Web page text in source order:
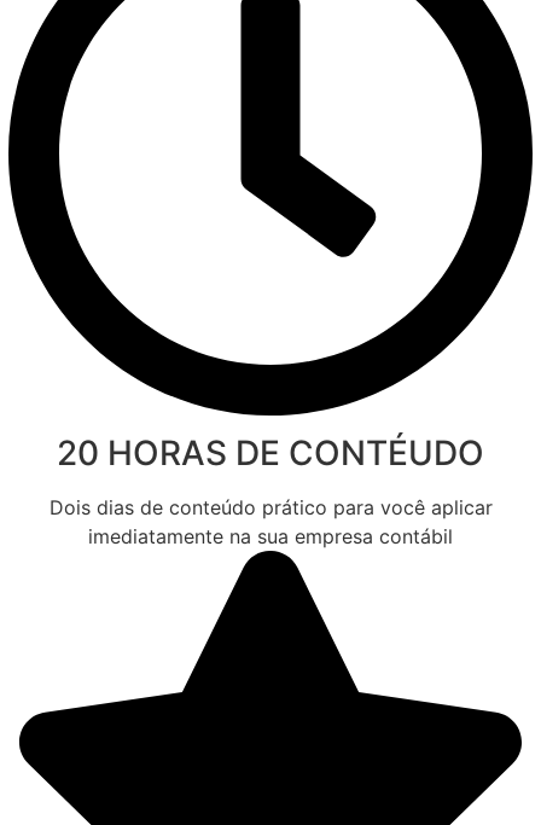
20 HORAS DE CONTÉUDO
Dois dias de conteúdo prático para você aplicar
imediatamente na sua empresa contábil